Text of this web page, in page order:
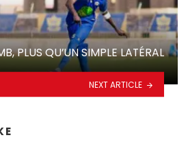
PLUS QU’UN SIMPLE LATÉRAL
NEXT ARTICLE